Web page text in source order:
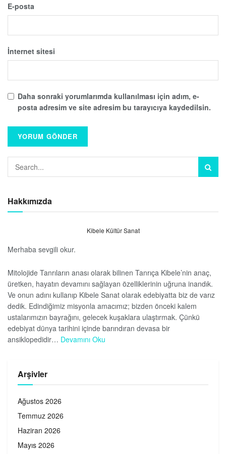
E-posta
İnternet sitesi
Daha sonraki yorumlarımda kullanılması için adım, e-
posta adresim ve site adresim bu tarayıcıya kaydedilsin.
Hakkımızda
Kibele Kültür Sanat
Merhaba sevgili okur.
Mitolojide Tanrıların anası olarak bilinen Tanrıça Kibele’nin anaç,
üretken, hayatın devamını sağlayan özelliklerinin uğruna inandık.
Ve onun adını kullanıp Kibele Sanat olarak edebiyatta biz de varız
dedik. Edindiğimiz misyonla amacımız; bizden önceki kalem
ustalarımızın bayrağını, gelecek kuşaklara ulaştırmak. Çünkü
edebiyat dünya tarihini içinde barındıran devasa bir
ansiklopedidir… Devamını Oku
Arşivler
Ağustos 2026
Temmuz 2026
Haziran 2026
Mayıs 2026